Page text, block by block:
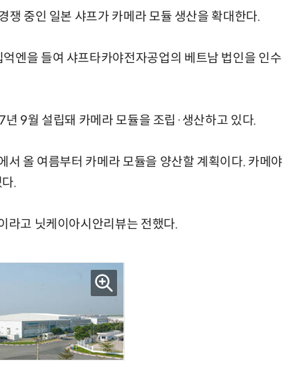
쟁 중인 일본 샤프가 카메라 모듈 생산을 확대한다.
엔을 들여 샤프타카야전자공업의 베트남 법인을 인수
9월 설립돼 카메라 모듈을 조립·생산하고 있다.
올 여름부터 카메라 모듈을 양산할 계획이다. 카메야
.
라고 닛케이아시안리뷰는 전했다.
트북 공략 본격화…MSI 모니터 공개
속…외부 파트너 유치 포석
·PIM', FMS 2026 어워드서 2관왕
현업에서 바로 쓰는 "하네스 엔지니어링" 실습 교육